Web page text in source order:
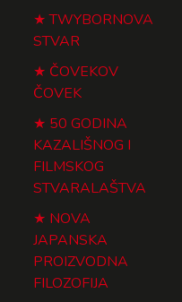
TWYBORNOVA
STVAR
ČOVEKOV
ČOVEK
50 GODINA
KAZALIŠNOG I
FILMSKOG
STVARALAŠTVA
NOVA
JAPANSKA
PROIZVODNA
FILOZOFIJA